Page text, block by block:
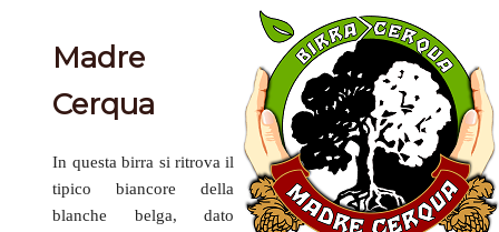
Madre
Cerqua
In questa birra si ritrova il
tipico biancore della
blanche belga, dato